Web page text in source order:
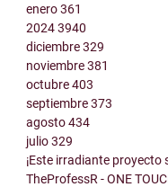
enero361
20243940
diciembre329
noviembre381
octubre403
septiembre373
agosto434
julio329
¡Este irradiante proyecto
TheProfessR - ONE